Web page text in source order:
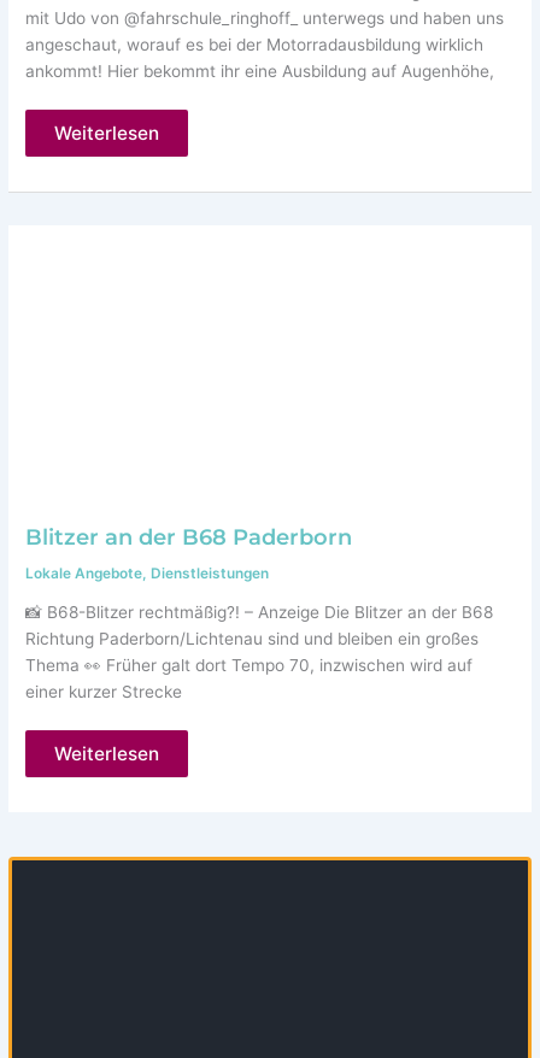
mit Udo von @fahrschule_ringhoff_ unterwegs und haben uns
angeschaut, worauf es bei der Motorradausbildung wirklich
ankommt! Hier bekommt ihr eine Ausbildung auf Augenhöhe,
Motorradführerschein
Weiterlesen
Blitzer an der B68 Paderborn
Lokale Angebote, Dienstleistungen
📸 B68-Blitzer rechtmäßig?! – Anzeige Die Blitzer an der B68
Richtung Paderborn/Lichtenau sind und bleiben ein großes
Thema 👀 Früher galt dort Tempo 70, inzwischen wird auf
einer kurzer Strecke
Blitzer
Weiterlesen